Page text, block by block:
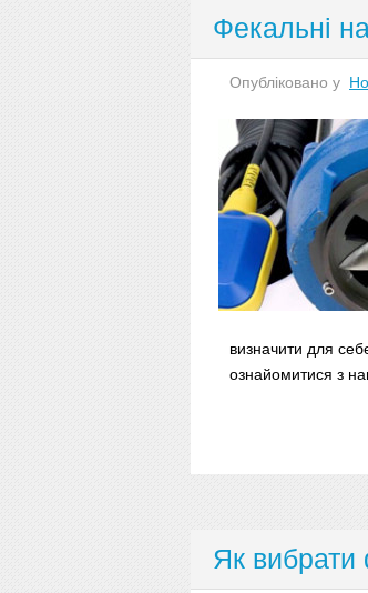
Фекальні
Опубліковано у
визначити для
ознайомитися з
Як вибрати